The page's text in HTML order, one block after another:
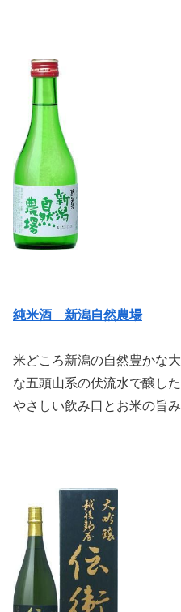
純米酒 新潟自然農場
米どころ新潟の自然豊かな
な五頭山系の伏流水で醸した
やさしい飲み口とお米の旨み